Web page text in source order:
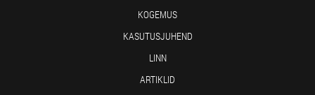
KOGEMUS
KASUTUSJUHEND
LINN
ARTIKLID